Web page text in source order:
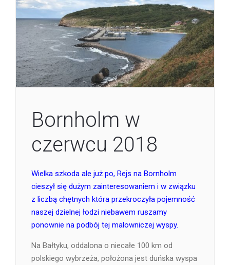
Bornholm w
czerwcu 2018
Wielka szkoda ale już po, Rejs na Bornholm
cieszył się dużym zainteresowaniem i w związku
z liczbą chętnych która przekroczyła pojemność
naszej dzielnej łodzi niebawem ruszamy
ponownie na podbój tej malowniczej wyspy.
Na Bałtyku, oddalona o niecałe 100 km od
polskiego wybrzeża, położona jest duńska wyspa